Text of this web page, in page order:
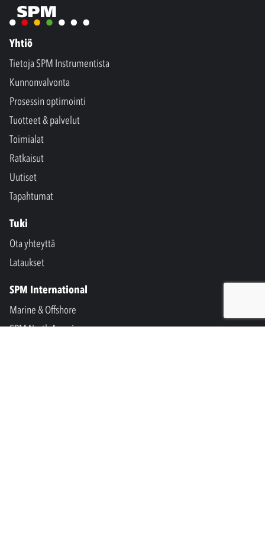
Yhtiö
Tietoja SPM Instrumentista
Kunnonvalvonta
Prosessin optimointi
Tuotteet & palvelut
Toimialat
Ratkaisut
Uutiset
Tapahtumat
Tuki
Ota yhteyttä
Lataukset
SPM International
Marine & Offshore
SPM North America